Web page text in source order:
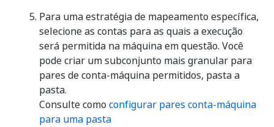
Para uma estratégia de mapeamento específica,
selecione as contas para as quais a execução
será permitida na máquina em questão. Você
pode criar um subconjunto mais granular para
pares de conta-máquina permitidos, pasta a
pasta.
Consulte como configurar pares conta-máquina
para uma pasta